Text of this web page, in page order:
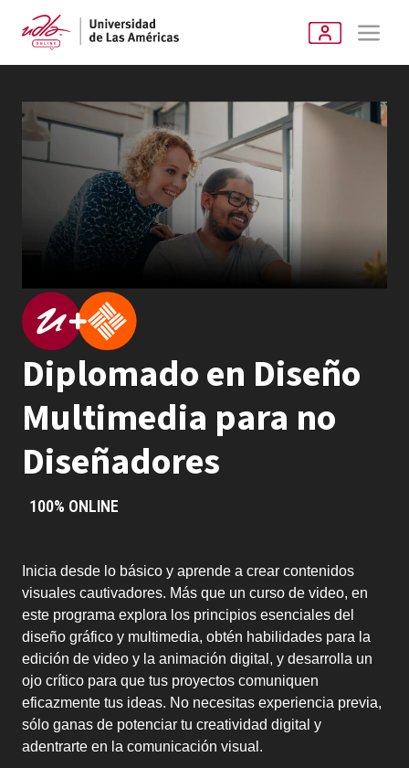
Diplomado en Diseño
Multimedia para no
Diseñadores
100% ONLINE
Inicia desde lo básico y aprende a crear contenidos
visuales cautivadores. Más que un curso de video, en
este programa explora los principios esenciales del
diseño gráfico y multimedia, obtén habilidades para la
edición de video y la animación digital, y desarrolla un
ojo crítico para que tus proyectos comuniquen
eficazmente tus ideas. No necesitas experiencia previa,
sólo ganas de potenciar tu creatividad digital y
adentrarte en la comunicación visual.